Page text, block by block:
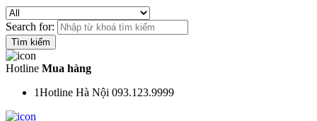
Search for:
Hotline Mua hàng
1Hotline Hà Nội 093.123.9999